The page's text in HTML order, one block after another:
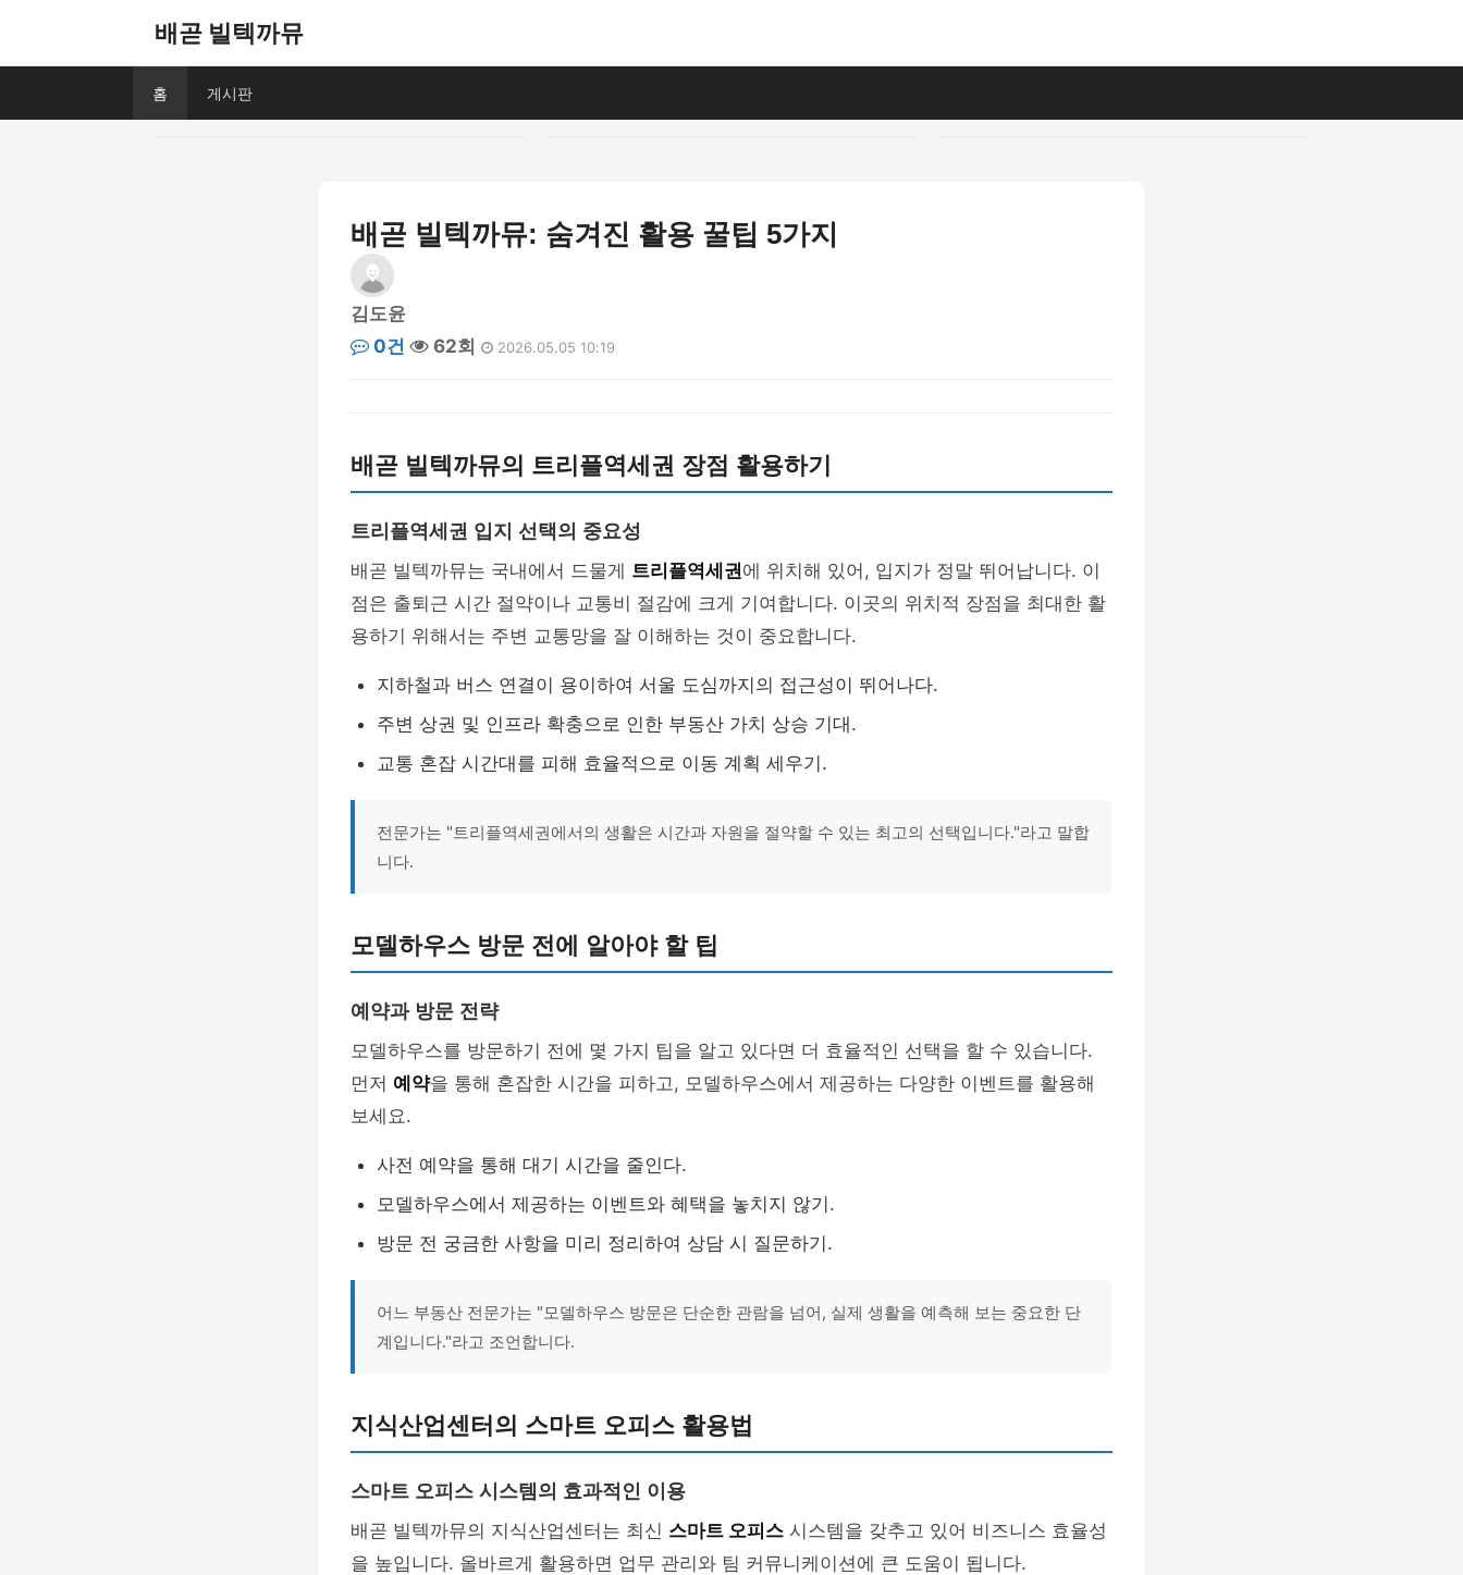
배곧 빌텍까뮤
홈 게시판
배곧 빌텍까뮤: 숨겨진 활용 꿀팁 5가지
김도윤
0건
62회 2026.05.05 10:19
배곧 빌텍까뮤의 트리플역세권 장점 활용하기
트리플역세권 입지 선택의 중요성
배곧 빌텍까뮤는 국내에서 드물게 트리플역세권에 위치해 있어, 입지가 정말 뛰어납니다. 이
점은 출퇴근 시간 절약이나 교통비 절감에 크게 기여합니다. 이곳의 위치적 장점을 최대한 활
용하기 위해서는 주변 교통망을 잘 이해하는 것이 중요합니다.
지하철과 버스 연결이 용이하여 서울 도심까지의 접근성이 뛰어나다.
주변 상권 및 인프라 확충으로 인한 부동산 가치 상승 기대.
교통 혼잡 시간대를 피해 효율적으로 이동 계획 세우기.
전문가는 "트리플역세권에서의 생활은 시간과 자원을 절약할 수 있는 최고의 선택입니다."라고 말합
니다.
모델하우스 방문 전에 알아야 할 팁
예약과 방문 전략
모델하우스를 방문하기 전에 몇 가지 팁을 알고 있다면 더 효율적인 선택을 할 수 있습니다.
먼저 예약을 통해 혼잡한 시간을 피하고, 모델하우스에서 제공하는 다양한 이벤트를 활용해
보세요.
사전 예약을 통해 대기 시간을 줄인다.
모델하우스에서 제공하는 이벤트와 혜택을 놓치지 않기.
방문 전 궁금한 사항을 미리 정리하여 상담 시 질문하기.
어느 부동산 전문가는 "모델하우스 방문은 단순한 관람을 넘어, 실제 생활을 예측해 보는 중요한 단
계입니다."라고 조언합니다.
지식산업센터의 스마트 오피스 활용법
스마트 오피스 시스템의 효과적인 이용
배곧 빌텍까뮤의 지식산업센터는 최신 스마트 오피스 시스템을 갖추고 있어 비즈니스 효율성
을 높입니다. 올바르게 활용하면 업무 관리와 팀 커뮤니케이션에 큰 도움이 됩니다.